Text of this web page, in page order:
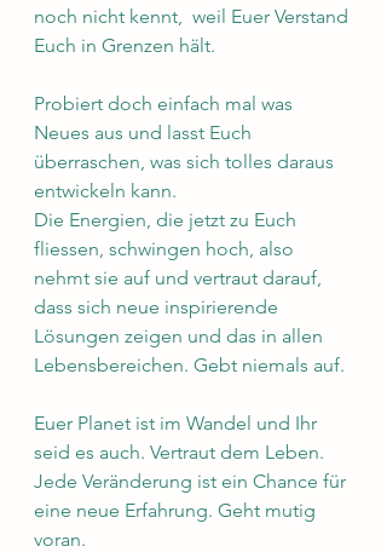
noch nicht kennt,  weil Euer Verstand
Euch in Grenzen hält.
Probiert doch einfach mal was
Neues aus und lasst Euch
überraschen, was sich tolles daraus
entwickeln kann.
Die Energien, die jetzt zu Euch
fliessen, schwingen hoch, also
nehmt sie auf und vertraut darauf,
dass sich neue inspirierende
Lösungen zeigen und das in allen
Lebensbereichen. Gebt niemals auf.
Euer Planet ist im Wandel und Ihr
seid es auch. Vertraut dem Leben.
Jede Veränderung ist ein Chance für
eine neue Erfahrung. Geht mutig
voran.